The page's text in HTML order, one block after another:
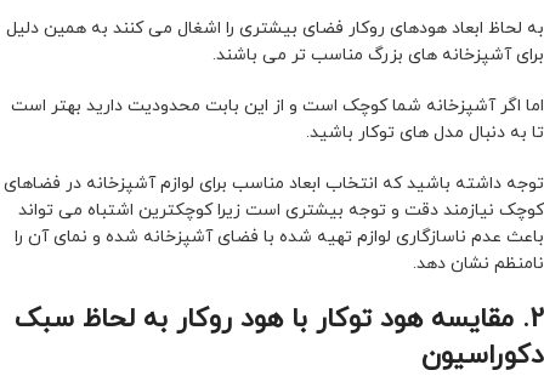
به لحاظ ابعاد هودهای روکار فضای بیشتری را اشغال می کنند به همین دلیل
برای آشپزخانه های بزرگ مناسب تر می باشند.
اما اگر آشپزخانه شما کوچک است و از این بابت محدودیت دارید بهتر است
تا به دنبال مدل های توکار باشید.
توجه داشته باشید که انتخاب ابعاد مناسب برای لوازم آشپزخانه در فضاهای
کوچک نیازمند دقت و توجه بیشتری است زیرا کوچکترین اشتباه می تواند
باعث عدم ناسازگاری لوازم تهیه شده با فضای آشپزخانه شده و نمای آن را
نامنظم نشان دهد.
2. مقایسه هود توکار با هود روکار به لحاظ سبک
دکوراسیون